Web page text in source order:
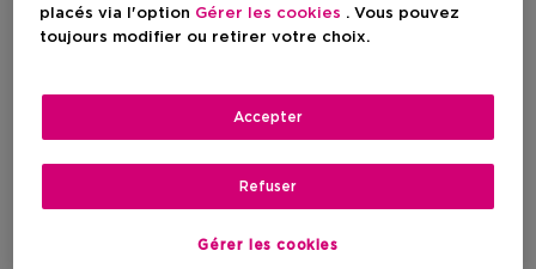
placés via l'option Gérer les cookies . Vous pouvez
toujours modifier ou retirer votre choix.
Gérer les cookies
Refuser
Accepter